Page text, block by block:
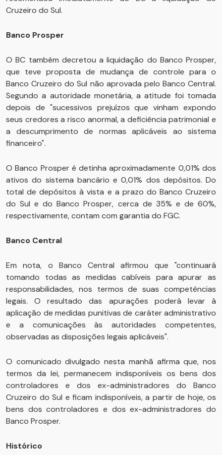
Cruzeiro do Sul.
Banco Prosper
O BC também decretou a liquidação do Banco Prosper,
que teve proposta de mudança de controle para o
Banco Cruzeiro do Sul não aprovada pelo Banco Central.
Segundo a autoridade monetária, a atitude foi tomada
depois de "sucessivos prejuízos que vinham expondo
seus credores a risco anormal, a deficiência patrimonial e
a descumprimento de normas aplicáveis ao sistema
financeiro".
O Banco Prosper é detinha aproximadamente 0,01% dos
ativos do sistema bancário e 0,01% dos depósitos. Do
total de depósitos à vista e a prazo do Banco Cruzeiro
do Sul e do Banco Prosper, cerca de 35% e de 60%,
respectivamente, contam com garantia do FGC.
Banco Central
Em nota, o Banco Central afirmou que "continuará
tomando todas as medidas cabíveis para apurar as
responsabilidades, nos termos de suas competências
legais. O resultado das apurações poderá levar à
aplicação de medidas punitivas de caráter administrativo
e a comunicações às autoridades competentes,
observadas as disposições legais aplicáveis".
O comunicado divulgado nesta manhã afirma que, nos
termos da lei, permanecem indisponíveis os bens dos
controladores e dos ex-administradores do Banco
Cruzeiro do Sul e ficam indisponíveis, a partir de hoje, os
bens dos controladores e dos ex-administradores do
Banco Prosper.
Histórico